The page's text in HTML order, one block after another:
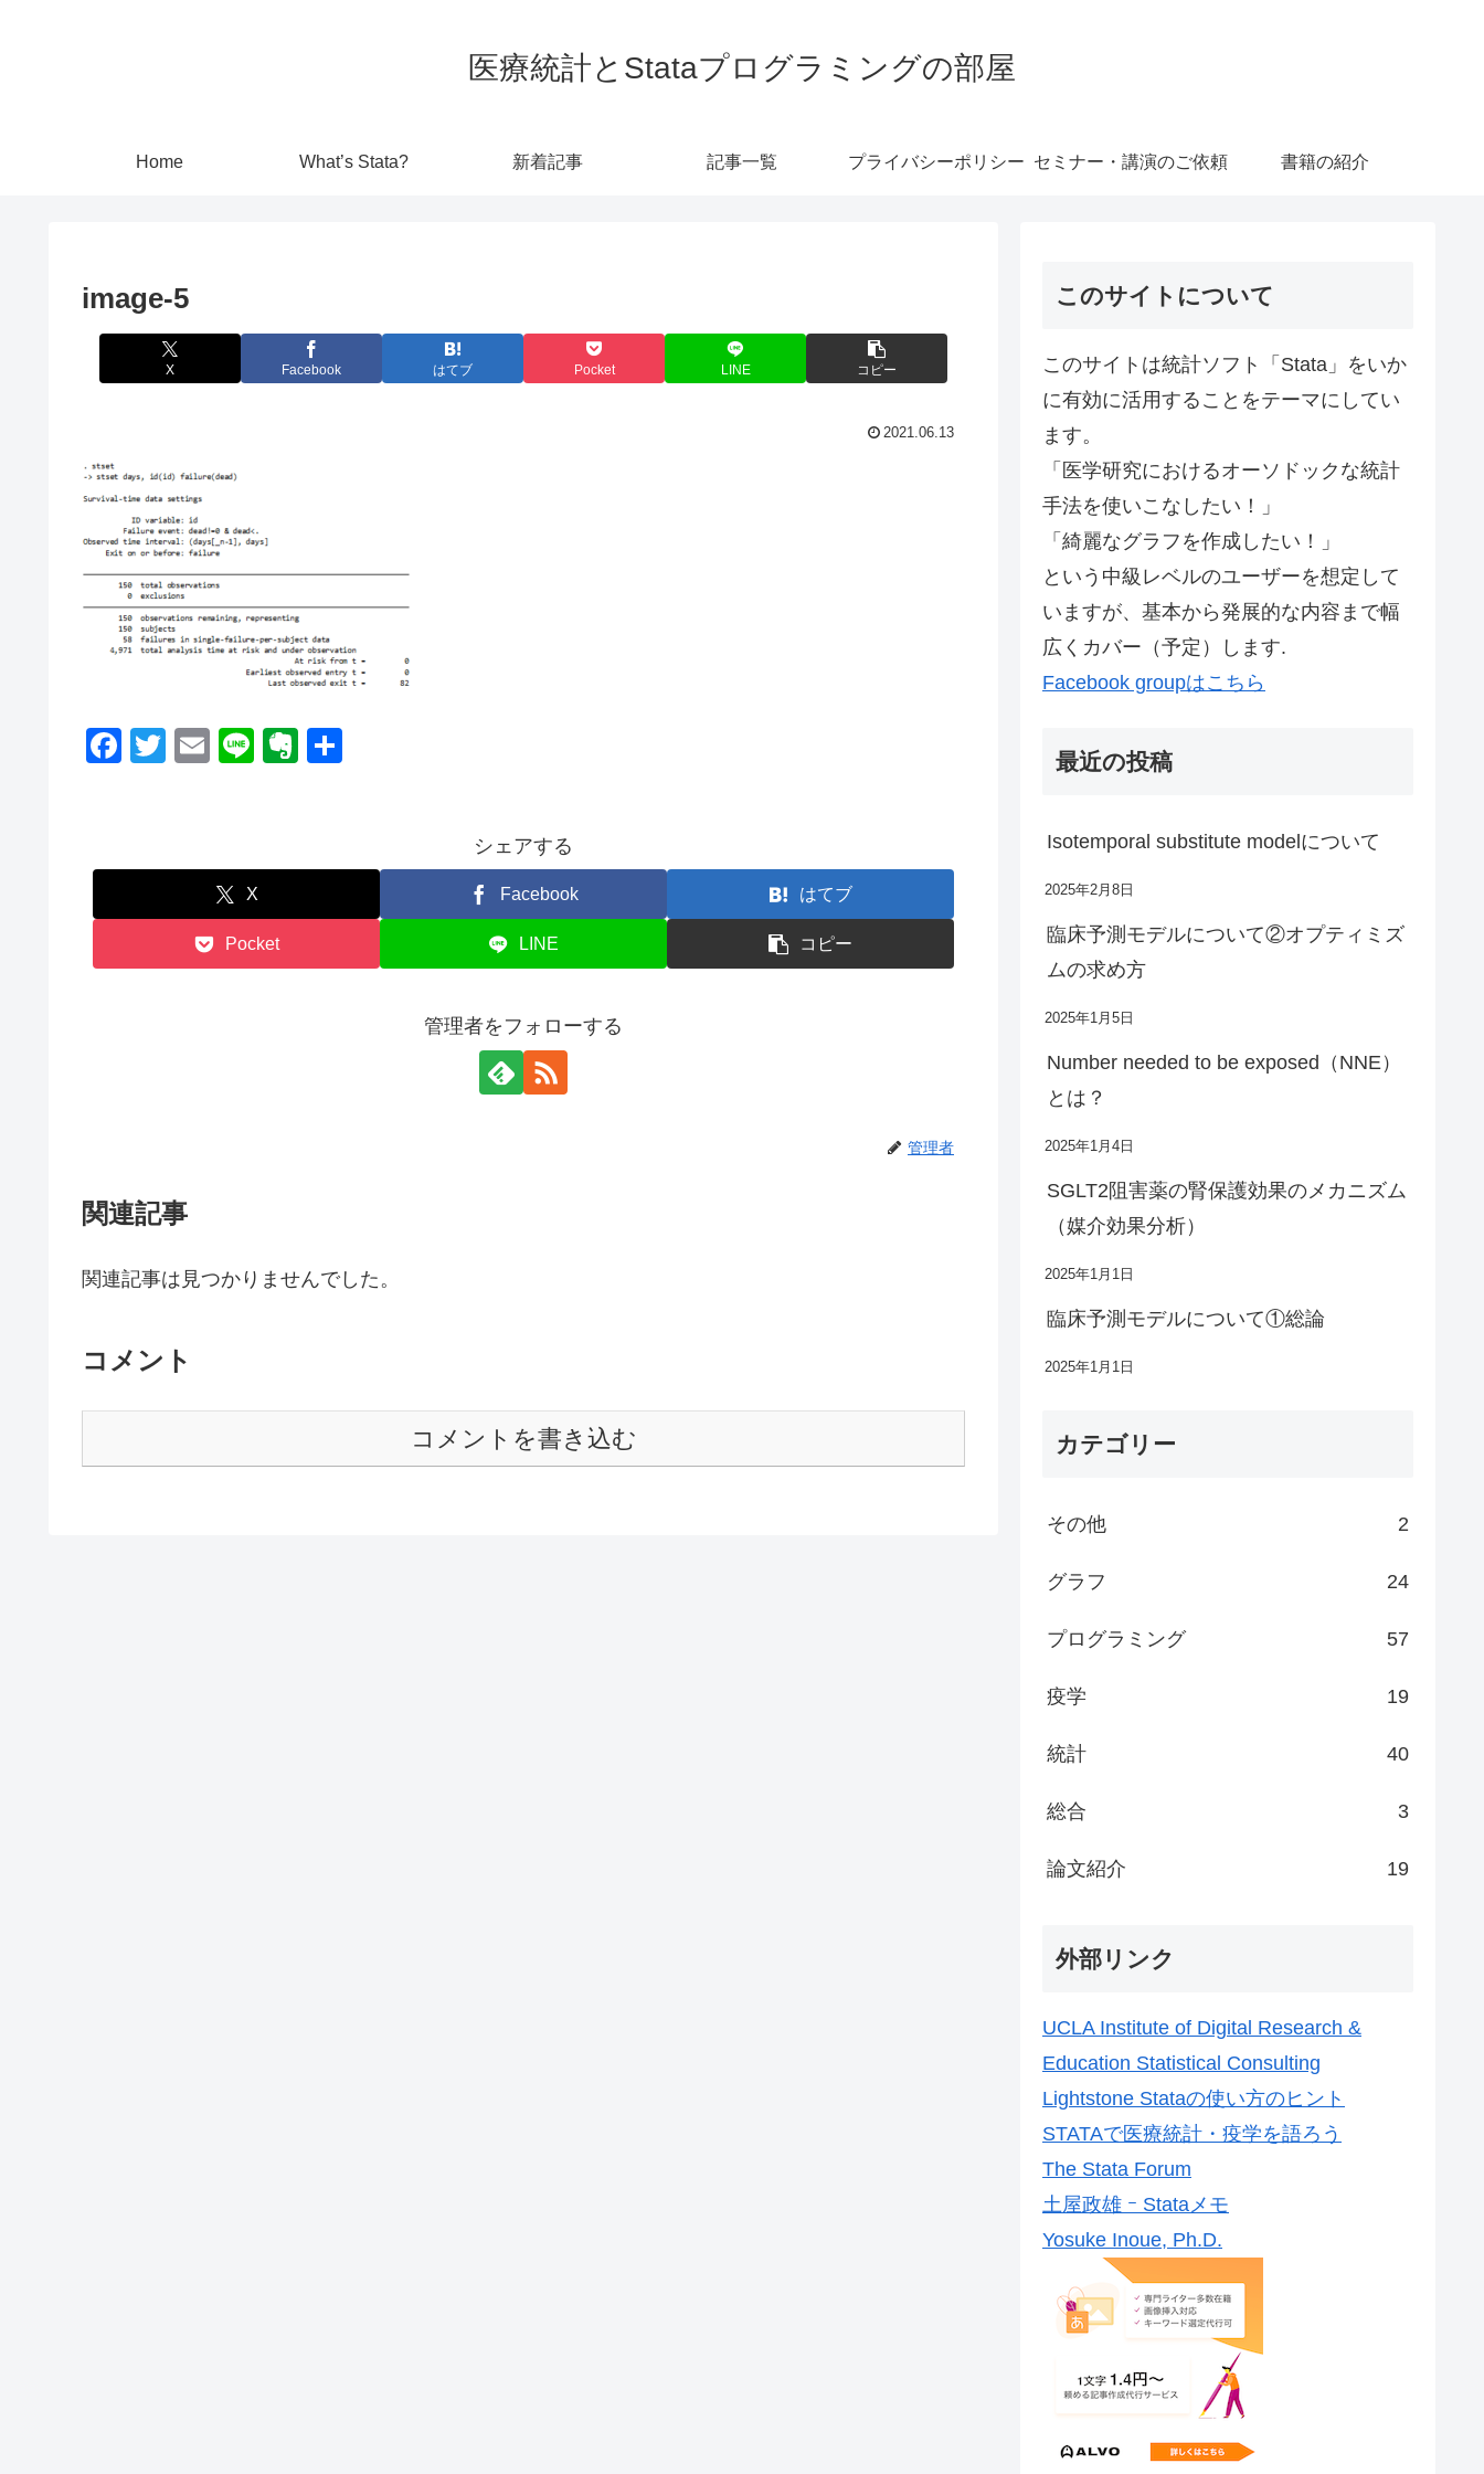
医療統計とStataプログラミングの部屋
Home What’s Stata? 新着記事 記事一覧 プライバシーポリシー セミナー・講演のご依頼 書籍の紹介
image-5
X Facebook はてブ Pocket LINE コピー
2021.06.13
F
o
T
E
Li
E
e
シェアする
X Facebook はてブ
Pocket LINE コピー
管理者をフォローする
管理者
関連記事
関連記事は見つかりませんでした。
コメント
コメントを書き込む
このサイトについて
このサイトは統計ソフト「Stata」をいか
に有効に活用することをテーマにしてい
ます。
「医学研究におけるオーソドックな統計
手法を使いこなしたい！」
「綺麗なグラフを作成したい！」
という中級レベルのユーザーを想定して
いますが、基本から発展的な内容まで幅
広くカバー（予定）します.
Facebook groupはこちら
最近の投稿
Isotemporal substitute modelについて
2025年2月8日
臨床予測モデルについて②オプティミズ
ムの求め方
2025年1月5日
Number needed to be exposed（NNE）
とは？
2025年1月4日
SGLT2阻害薬の腎保護効果のメカニズム
（媒介効果分析）
2025年1月1日
臨床予測モデルについて①総論
2025年1月1日
カテゴリー
その他 2
グラフ 24
プログラミング 57
疫学 19
統計 40
総合 3
論文紹介 19
外部リンク
UCLA Institute of Digital Research &
Education Statistical Consulting
Lightstone Stataの使い方のヒント
STATAで医療統計・疫学を語ろう
The Stata Forum
土屋政雄 ｰ Stataメモ
Yosuke Inoue, Ph.D.